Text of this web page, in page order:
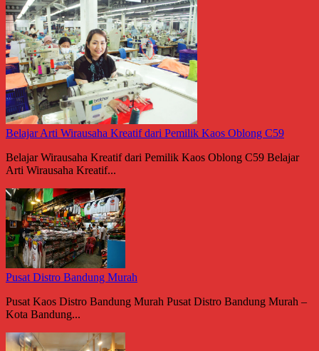
Belajar Arti Wirausaha Kreatif dari Pemilik Kaos Oblong C59
Belajar Wirausaha Kreatif dari Pemilik Kaos Oblong C59 Belajar
Arti Wirausaha Kreatif...
Pusat Distro Bandung Murah
Pusat Kaos Distro Bandung Murah Pusat Distro Bandung Murah –
Kota Bandung...